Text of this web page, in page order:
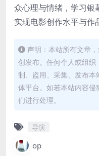
众心理与情绪，学习银
实现电影创作水平与作
声明：本站所有文章
创发布。任何个人或组织
制、盗用、采集、发布
体平台。如若本站内容
们进行处理。
导演
op